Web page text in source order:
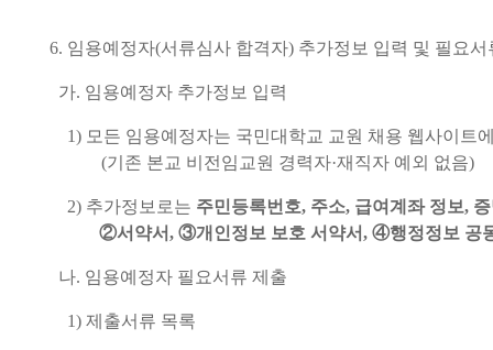
6. 임용예정자(서류심사 합격자) 추가정보 입력 및 필요
가. 임용예정자 추가정보 입력
1) 모든 임용예정자는 국민대학교 교원 채용 웹사이트
(기존 본교 비전임교원 경력자·재직자 예외 없음)
2) 추가정보로는 주민등록번호, 주소, 급여계좌 정보,
②서약서,③개인정보 보호 서약서,④행정정보 공
나. 임용예정자 필요서류 제출
1) 제출서류 목록